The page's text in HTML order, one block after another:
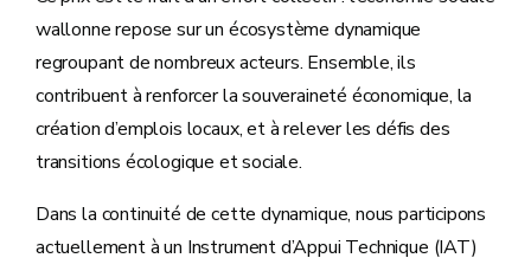
wallonne repose sur un écosystème dynamique
regroupant de nombreux acteurs. Ensemble, ils
contribuent à renforcer la souveraineté économique, la
création d’emplois locaux, et à relever les défis des
transitions écologique et sociale.
Dans la continuité de cette dynamique, nous participons
actuellement à un Instrument d’Appui Technique (IAT)